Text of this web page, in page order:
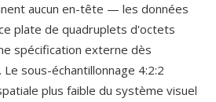
aucun en-tête — les données
plate de quadruplets d'octets
spécification externe dès
sous-échantillonnage 4:2:2
plus faible du système visuel